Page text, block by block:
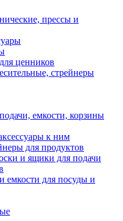
прессы и
ценников
стрейнеры
емкости, корзины
к ним
для продуктов
и ящики для подачи
емкости для посуды и